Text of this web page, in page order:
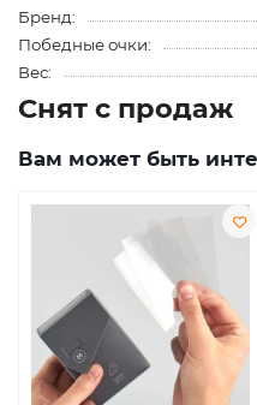
Бренд:
Победные очки:
Вес:
Снят с продаж
Вам может быть